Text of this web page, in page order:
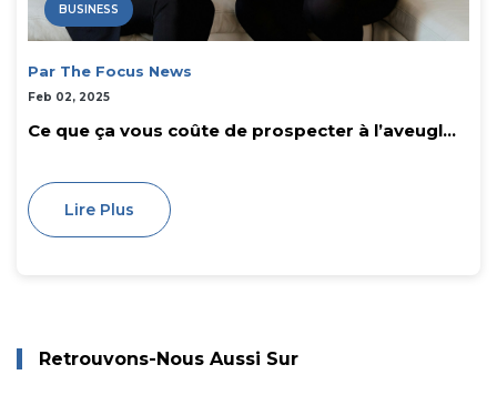
BUSINESS
Par The Focus News
Feb 02, 2025
Ce que ça vous coûte de prospecter à l’aveugl...
Lire Plus
Retrouvons-Nous Aussi Sur